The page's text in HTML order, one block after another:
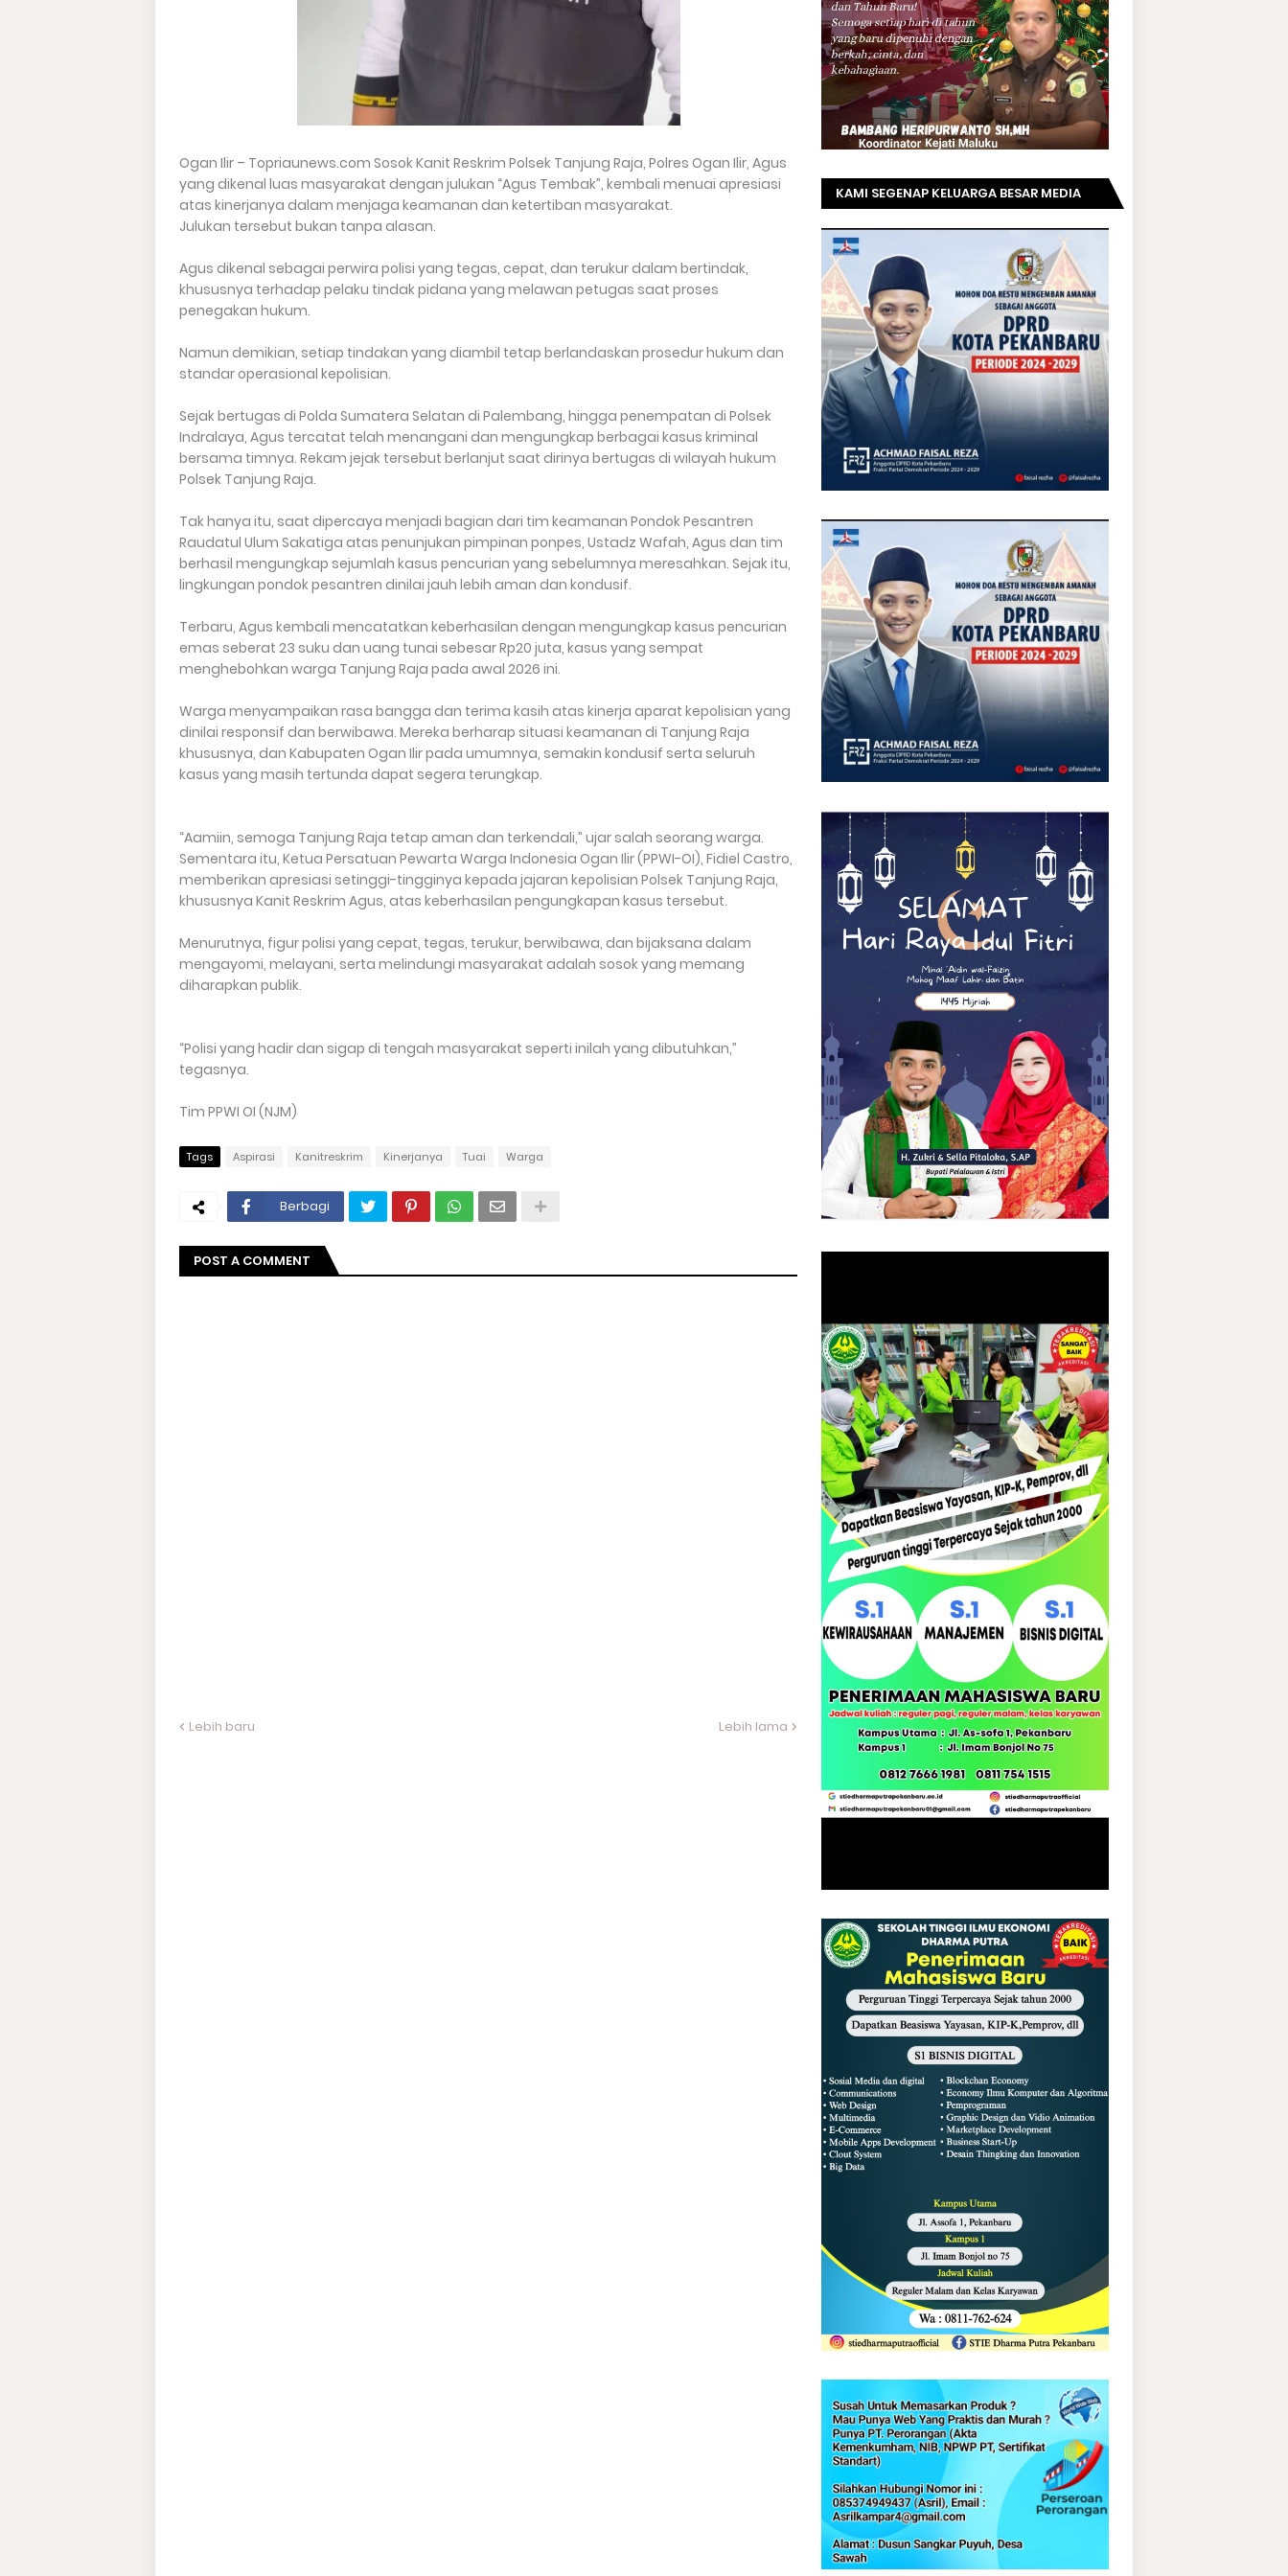
Ogan Ilir – Topriaunews.com Sosok Kanit Reskrim Polsek Tanjung Raja, Polres Ogan Ilir, Agus
yang dikenal luas masyarakat dengan julukan “Agus Tembak”, kembali menuai apresiasi
atas kinerjanya dalam menjaga keamanan dan ketertiban masyarakat.
Julukan tersebut bukan tanpa alasan.
Agus dikenal sebagai perwira polisi yang tegas, cepat, dan terukur dalam bertindak,
khususnya terhadap pelaku tindak pidana yang melawan petugas saat proses
penegakan hukum.
Namun demikian, setiap tindakan yang diambil tetap berlandaskan prosedur hukum dan
standar operasional kepolisian.
Sejak bertugas di Polda Sumatera Selatan di Palembang, hingga penempatan di Polsek
Indralaya, Agus tercatat telah menangani dan mengungkap berbagai kasus kriminal
bersama timnya. Rekam jejak tersebut berlanjut saat dirinya bertugas di wilayah hukum
Polsek Tanjung Raja.
Tak hanya itu, saat dipercaya menjadi bagian dari tim keamanan Pondok Pesantren
Raudatul Ulum Sakatiga atas penunjukan pimpinan ponpes, Ustadz Wafah, Agus dan tim
berhasil mengungkap sejumlah kasus pencurian yang sebelumnya meresahkan. Sejak itu,
lingkungan pondok pesantren dinilai jauh lebih aman dan kondusif.
Terbaru, Agus kembali mencatatkan keberhasilan dengan mengungkap kasus pencurian
emas seberat 23 suku dan uang tunai sebesar Rp20 juta, kasus yang sempat
menghebohkan warga Tanjung Raja pada awal 2026 ini.
Warga menyampaikan rasa bangga dan terima kasih atas kinerja aparat kepolisian yang
dinilai responsif dan berwibawa. Mereka berharap situasi keamanan di Tanjung Raja
khususnya, dan Kabupaten Ogan Ilir pada umumnya, semakin kondusif serta seluruh
kasus yang masih tertunda dapat segera terungkap.
“Aamiin, semoga Tanjung Raja tetap aman dan terkendali,” ujar salah seorang warga.
Sementara itu, Ketua Persatuan Pewarta Warga Indonesia Ogan Ilir (PPWI-OI), Fidiel Castro,
memberikan apresiasi setinggi-tingginya kepada jajaran kepolisian Polsek Tanjung Raja,
khususnya Kanit Reskrim Agus, atas keberhasilan pengungkapan kasus tersebut.
Menurutnya, figur polisi yang cepat, tegas, terukur, berwibawa, dan bijaksana dalam
mengayomi, melayani, serta melindungi masyarakat adalah sosok yang memang
diharapkan publik.
“Polisi yang hadir dan sigap di tengah masyarakat seperti inilah yang dibutuhkan,”
tegasnya.
Tim PPWI OI (NJM)
Tags Aspirasi Kanitreskrim Kinerjanya Tuai Warga
Berbagi
POST A COMMENT
Lebih baru Lebih lama
KAMI SEGENAP KELUARGA BESAR MEDIA
SELAMAT KEPADA BAPAK ACHMAD FAISAL
REZ